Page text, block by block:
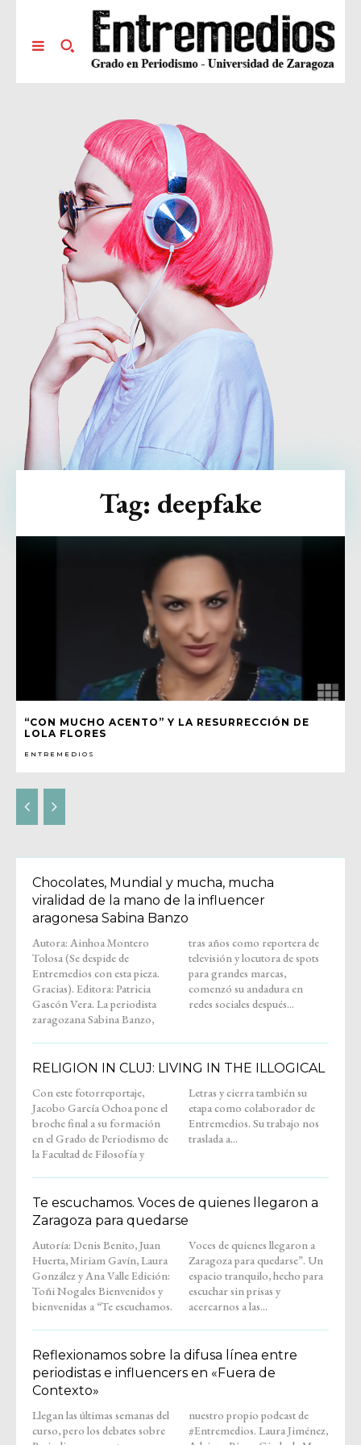
“CON MUCHO ACENTO” Y LA RESURRECCIÓN DE
LOLA FLORES
ENTREMEDIOS
Tag: deepfake
Chocolates, Mundial y mucha, mucha
viralidad de la mano de la influencer
aragonesa Sabina Banzo
Autora: Ainhoa Montero
Tolosa (Se despide de
Entremedios con esta pieza.
Gracias). Editora: Patricia
Gascón Vera. La periodista
zaragozana Sabina Banzo,
tras años como reportera de
televisión y locutora de spots
para grandes marcas,
comenzó su andadura en
redes sociales después...
RELIGION IN CLUJ: LIVING IN THE ILLOGICAL
Con este fotorreportaje,
Jacobo García Ochoa pone el
broche final a su formación
en el Grado de Periodismo de
la Facultad de Filosofía y
Letras y cierra también su
etapa como colaborador de
Entremedios. Su trabajo nos
traslada a...
Te escuchamos. Voces de quienes llegaron a
Zaragoza para quedarse
Autoría: Denis Benito, Juan
Huerta, Miriam Gavín, Laura
González y Ana Valle Edición:
Toñi Nogales Bienvenidos y
bienvenidas a “Te escuchamos.
Voces de quienes llegaron a
Zaragoza para quedarse”. Un
espacio tranquilo, hecho para
escuchar sin prisas y
acercarnos a las...
Reflexionamos sobre la difusa línea entre
periodistas e influencers en «Fuera de
Contexto»
Llegan las últimas semanas del
curso, pero los debates sobre
nuestro propio podcast de
#Entremedios. Laura Jiménez,